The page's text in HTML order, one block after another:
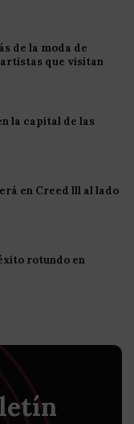
de la moda de
que visitan
la capital de las
en Creed lll al lado
rotundo en